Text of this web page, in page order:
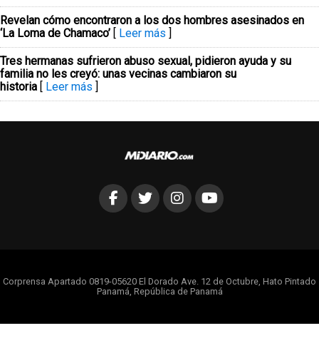
Revelan cómo encontraron a los dos hombres asesinados en
‘La Loma de Chamaco’ [ Leer más ]
Tres hermanas sufrieron abuso sexual, pidieron ayuda y su
familia no les creyó: unas vecinas cambiaron su
historia [ Leer más ]
Corprensa Apartado 0819-05620 El Dorado Ave. 12 de Octubre, Hato Pintado
Panamá, República de Panamá